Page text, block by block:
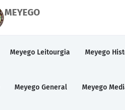
MEYEGO
Meyego Leitourgia Meyego
Meyego General Meyego